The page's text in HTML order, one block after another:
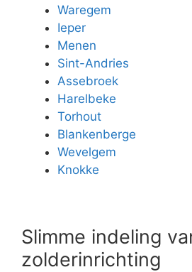
Waregem
Ieper
Menen
Sint-Andries
Assebroek
Harelbeke
Torhout
Blankenberge
Wevelgem
Knokke
Slimme indeling
zolderinrichting